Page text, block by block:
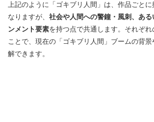
上記のように「ゴキブリ人間」は、作品ごと
なりますが、 社会や人間への警鐘・風刺、ある
ンメント要素を持つ点で共通します。それぞ
ことで、現在の「ゴキブリ人間」ブームの背
解できます。